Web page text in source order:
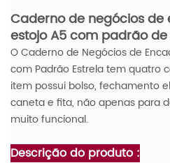
Caderno de negócios
estojo A5 com padrão
O Caderno de Negócios de
com Padrão Estrela tem quatro
item possui bolso, fechamento
caneta e fita, não apenas para
muito funcional.
Descrição do produto :